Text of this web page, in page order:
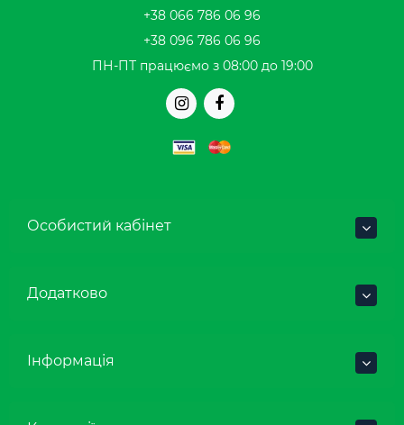
+38 066 786 06 96
+38 096 786 06 96
ПН-ПТ працюємо з 08:00 до 19:00
Особистий кабінет
Додатково
Інформація